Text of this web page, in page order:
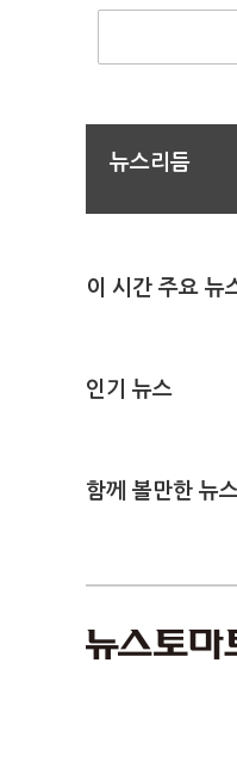
뉴스리듬
이 시간 주요 뉴
인기 뉴스
함께 볼만한 뉴